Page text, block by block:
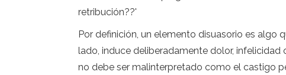
retribución??'
Por definición, un elemento disuasorio es algo
lado, induce deliberadamente dolor,
no debe ser malinterpretado como el castigo